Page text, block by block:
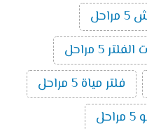
5 مراحل
فلتر مياة 5 مراحل